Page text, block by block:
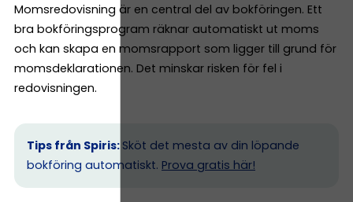
Momsredovisning är en central del av bokföringen. Ett
bra bokföringsprogram räknar automatiskt ut moms
och kan skapa en momsrapport som ligger till grund för
momsdeklarationen. Det minskar risken för fel i
redovisningen.
Tips från Spiris: Sköt det mesta av din löpande
bokföring automatiskt. Prova gratis här!